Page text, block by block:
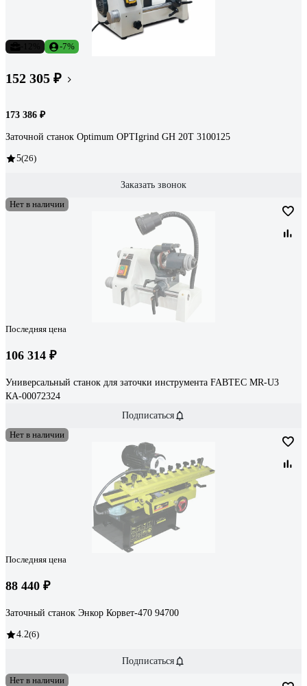
-7%
152 305 ₽
173 386 ₽
Заточной станок Optimum OPTIgrind GH 20T 3100125
5(26)
Заказать звонок
Нет в наличии
Последняя цена
106 314 ₽
Универсальный станок для заточки инструмента FABTEC MR-U3
КА-00072324
Подписаться
Нет в наличии
Последняя цена
88 440 ₽
Заточный станок Энкор Корвет-470 94700
4.2(6)
Подписаться
Нет в наличии